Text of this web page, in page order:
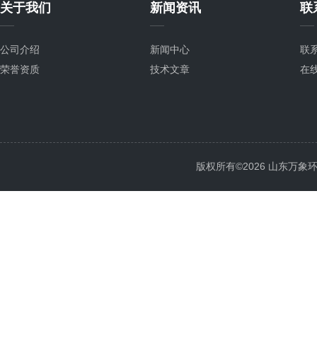
关于我们
公司介绍
荣誉资质
新闻资讯
新闻中心
技术文章
联
联
在
版权所有©2026 山东万象